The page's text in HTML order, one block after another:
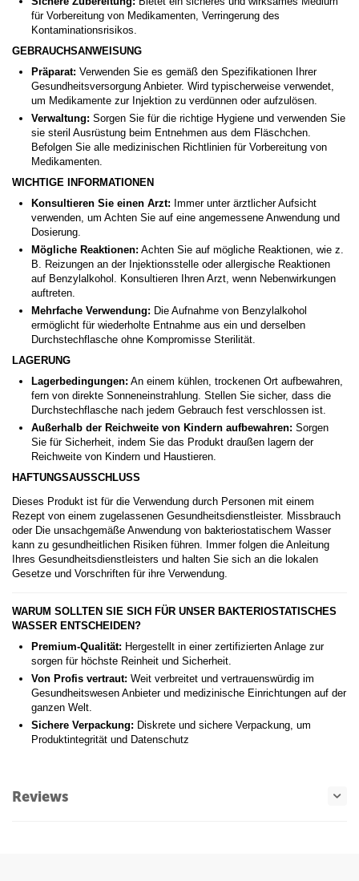
für Vorbereitung von Medikamenten, Verringerung des
Kontaminationsrisikos.
GEBRAUCHSANWEISUNG
Präparat: Verwenden Sie es gemäß den Spezifikationen Ihrer
Gesundheitsversorgung Anbieter. Wird typischerweise verwendet,
um Medikamente zur Injektion zu verdünnen oder aufzulösen.
Verwaltung: Sorgen Sie für die richtige Hygiene und verwenden Sie
sie steril Ausrüstung beim Entnehmen aus dem Fläschchen.
Befolgen Sie alle medizinischen Richtlinien für Vorbereitung von
Medikamenten.
WICHTIGE INFORMATIONEN
Konsultieren Sie einen Arzt: Immer unter ärztlicher Aufsicht
verwenden, um Achten Sie auf eine angemessene Anwendung und
Dosierung.
Mögliche Reaktionen: Achten Sie auf mögliche Reaktionen, wie z.
B. Reizungen an der Injektionsstelle oder allergische Reaktionen
auf Benzylalkohol. Konsultieren Ihren Arzt, wenn Nebenwirkungen
auftreten.
Mehrfache Verwendung: Die Aufnahme von Benzylalkohol
ermöglicht für wiederholte Entnahme aus ein und derselben
Durchstechflasche ohne Kompromisse Sterilität.
LAGERUNG
Lagerbedingungen: An einem kühlen, trockenen Ort aufbewahren,
fern von direkte Sonneneinstrahlung. Stellen Sie sicher, dass die
Durchstechflasche nach jedem Gebrauch fest verschlossen ist.
Außerhalb der Reichweite von Kindern aufbewahren: Sorgen
Sie für Sicherheit, indem Sie das Produkt draußen lagern der
Reichweite von Kindern und Haustieren.
HAFTUNGSAUSSCHLUSS
Dieses Produkt ist für die Verwendung durch Personen mit einem
Rezept von einem zugelassenen Gesundheitsdienstleister. Missbrauch
oder Die unsachgemäße Anwendung von bakteriostatischem Wasser
kann zu gesundheitlichen Risiken führen. Immer folgen die Anleitung
Ihres Gesundheitsdienstleisters und halten Sie sich an die lokalen
Gesetze und Vorschriften für ihre Verwendung.
WARUM SOLLTEN SIE SICH FÜR UNSER BAKTERIOSTATISCHES
WASSER ENTSCHEIDEN?
Premium-Qualität: Hergestellt in einer zertifizierten Anlage zur
sorgen für höchste Reinheit und Sicherheit.
Von Profis vertraut: Weit verbreitet und vertrauenswürdig im
Gesundheitswesen Anbieter und medizinische Einrichtungen auf der
ganzen Welt.
Sichere Verpackung: Diskrete und sichere Verpackung, um
Produktintegrität und Datenschutz
Reviews